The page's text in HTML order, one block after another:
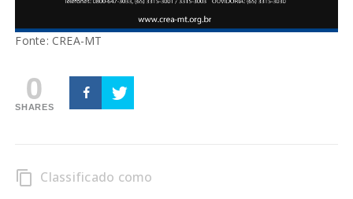
Fonte: CREA-MT
0
SHARES
content_copy Classificado como